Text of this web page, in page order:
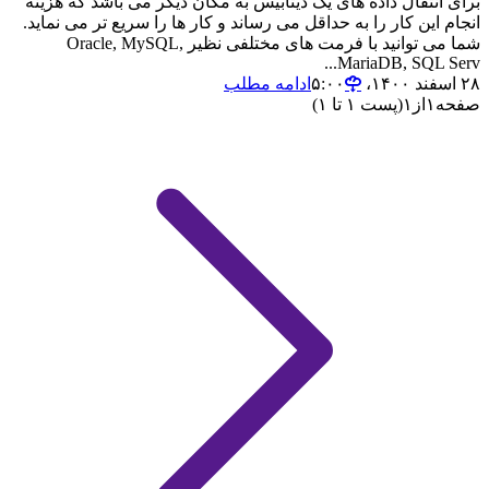
انجام این کار را به حداقل می رساند و کار ها را سریع تر می نماید.
شما می توانید با فرمت های مختلفی نظیر Oracle, MySQL,
MariaDB, SQL Serv...
۲۸ اسفند ۱۴۰۰،‏ ۵:۰۰
ادامه مطلب
صفحه ۱ از ۱(پست ۱ تا ۱)